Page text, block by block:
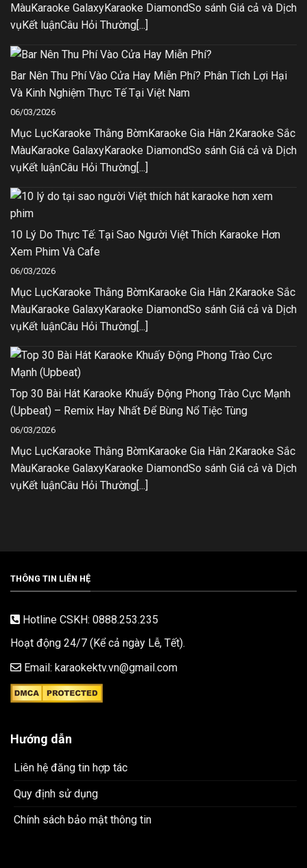
MàuKaraoke GalaxyKaraoke DiamondSo sánh Giá cả và Dịch
vụKết luậnCâu Hỏi Thường[...]
Bar Nên Thu Phí Vào Cửa Hay Miễn Phí? Phân Tích Lợi Hại
Và Kinh Nghiệm Thực Tế Tại Việt Nam
06/03/2026
Mục LụcKaraoke Thằng BờmKaraoke Gia Hân 2Karaoke Sắc
MàuKaraoke GalaxyKaraoke DiamondSo sánh Giá cả và Dịch
vụKết luậnCâu Hỏi Thường[...]
10 Lý Do Thực Tế: Tại Sao Người Việt Thích Karaoke Hơn
Xem Phim Và Cafe
06/03/2026
Mục LụcKaraoke Thằng BờmKaraoke Gia Hân 2Karaoke Sắc
MàuKaraoke GalaxyKaraoke DiamondSo sánh Giá cả và Dịch
vụKết luậnCâu Hỏi Thường[...]
Top 30 Bài Hát Karaoke Khuấy Động Phong Trào Cực Mạnh
(Upbeat) – Remix Hay Nhất Để Bùng Nổ Tiệc Tùng
06/03/2026
Mục LụcKaraoke Thằng BờmKaraoke Gia Hân 2Karaoke Sắc
MàuKaraoke GalaxyKaraoke DiamondSo sánh Giá cả và Dịch
vụKết luậnCâu Hỏi Thường[...]
THÔNG TIN LIÊN HỆ
Hotline CSKH: 0888.253.235
Hoạt động 24/7 (Kể cả ngày Lễ, Tết).
Email: karaokektv.vn@gmail.com
Hướng dẫn
Liên hệ đăng tin hợp tác
Quy định sử dụng
Chính sách bảo mật thông tin